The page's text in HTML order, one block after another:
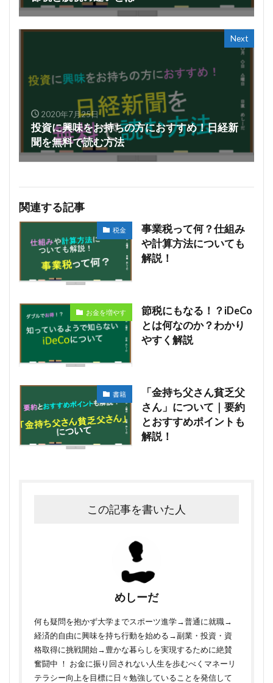
Next
2020年7月25日
投資に興味をお持ちの方におすすめ！日経新
聞を無料で読む方法
関連する記事
税金
事業税って何？仕組み
や計算方法についても
解説！
お金を増やす
節税にもなる！？iDeCo
とは何なのか？わかり
やすく解説
書籍
「金持ち父さん貧乏父
さん」について｜要約
とおすすめポイントも
解説！
この記事を書いた人
めしーだ
何も疑問を抱かず大学までスポーツ進学→普通に就職→
経済的自由に興味を持ち行動を始める→副業・投資・資
格取得に挑戦開始→豊かな暮らしを実現するために絶賛
奮闘中 ！ お金に振り回されない人生を歩むべくマネーリ
テラシー向上を目標に日々勉強していることを発信して